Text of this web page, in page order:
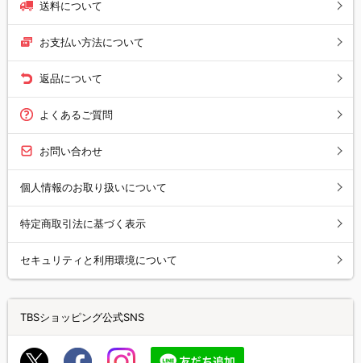
送料について
お支払い方法について
返品について
よくあるご質問
お問い合わせ
個人情報のお取り扱いについて
特定商取引法に基づく表示
セキュリティと利用環境について
TBSショッピング公式SNS